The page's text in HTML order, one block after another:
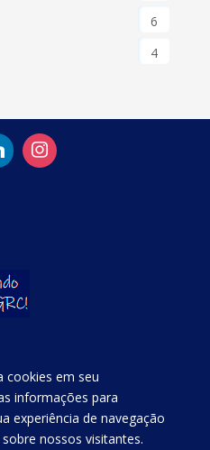
6
4
cookies em seu
informações para
experiência de navegação
nossos visitantes.